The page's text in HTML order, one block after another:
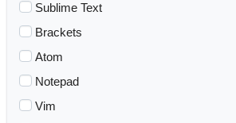
Sublime Text
Brackets
Atom
Notepad
Vim